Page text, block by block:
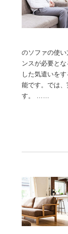
のソファの使
ンスが必要と
した気遣いを
能です。では
す。 ……